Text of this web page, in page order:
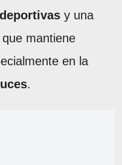
y una
mantiene
en la
luces.